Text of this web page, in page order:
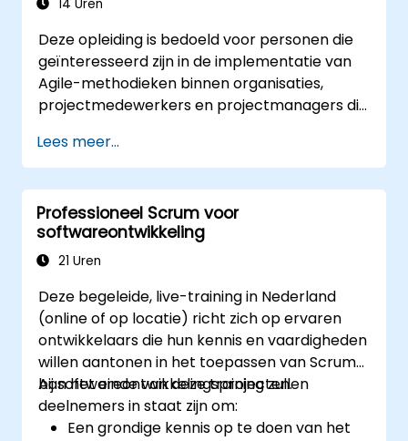
beheren en feedback effectief
verwerken in het
productontwikkelingsproces.
Inzicht krijgen in het schalen van Scrum,
Scrum.org)
14 Uren
Deze opleiding is bedoeld voor personen die
geïnteresseerd zijn in de implementatie van
Agile-methodieken binnen organisaties,
projectmedewerkers en projectmanagers die
praktijken.
Lees meer...
Professioneel Scrum voor
softwareontwikkeling
21 Uren
Deze begeleide, live-training in Nederland
(online of op locatie) richt zich op ervaren
ontwikkelaars die hun kennis en vaardigheden
willen aantonen in het toepassen van Scrum
bij softwareontwikkelingsprojecten.
Aan het einde van deze training zullen
deelnemers in staat zijn om:
Een grondige kennis op te doen van het